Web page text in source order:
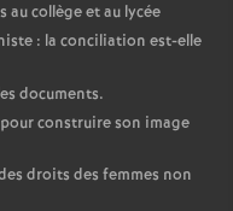
collège et au lycée
: la conciliation est-elle
documents.
construire son image
droits des femmes non